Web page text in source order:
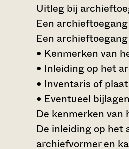
Uitleg bij
Een
Een
• Kenmerken van
• Inleiding op het
• Inventaris of
• Eventueel bijlagen
De kenmerken van
De inleiding op het
archiefvormer en